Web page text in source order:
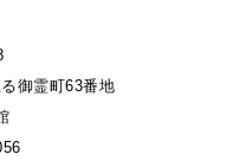
御霊町63番地